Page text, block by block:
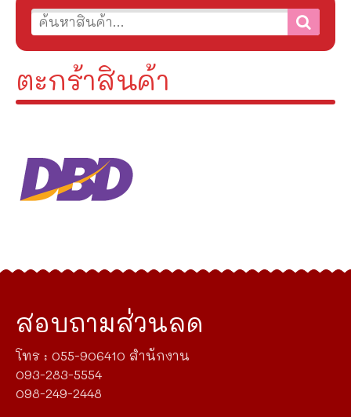
ตะกร้าสินค้า
สอบถามส่วนลด
โทร : 055-906410 สำนักงาน
093-283-5554
098-249-2448